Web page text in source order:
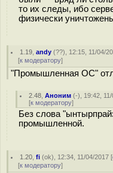
то их следы, ибо
физически
1.19 ,andy (??), 12:15, 11/04/
[к модератору]
"Промышленная ОС"
2.48 ,Аноним (-), 19:42,
[к модератору]
Без слова
промышленной.
1.20 ,fi (ok), 12:34, 11/04/2017 [
[к модератору]